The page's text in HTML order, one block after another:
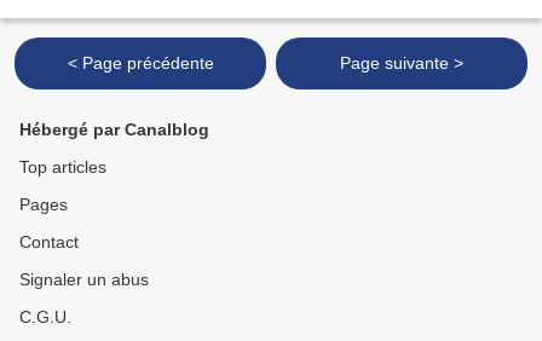
< Page précédente Page suivante >
Hébergé par Canalblog
Top articles
Pages
Contact
Signaler un abus
C.G.U.